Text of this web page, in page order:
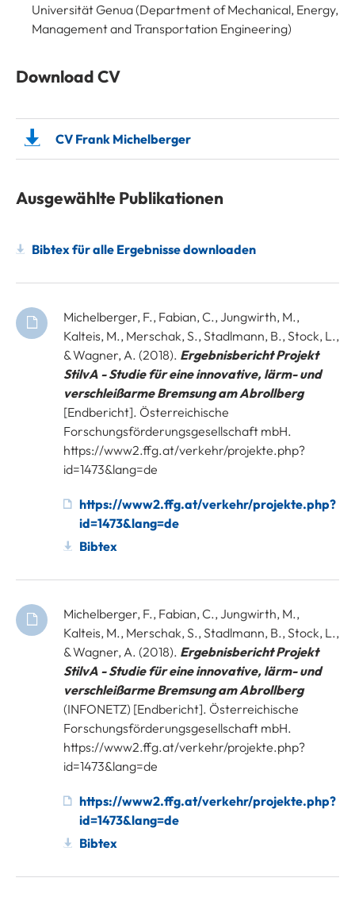
Universität Genua (Department of Mechanical, Energy,
Management and Transportation Engineering)
Download CV
CV Frank Michelberger
Ausgewählte Publikationen
Bibtex für alle Ergebnisse downloaden
Michelberger, F., Fabian, C., Jungwirth, M.,
Kalteis, M., Merschak, S., Stadlmann, B., Stock, L.,
& Wagner, A. (2018). Ergebnisbericht Projekt
StilvA - Studie für eine innovative, lärm- und
verschleißarme Bremsung am Abrollberg
[Endbericht]. Österreichische
Forschungsförderungsgesellschaft mbH.
https://www2.ffg.at/verkehr/projekte.php?
id=1473&lang=de
https://www2.ffg.at/verkehr/projekte.php?
id=1473&lang=de
Bibtex
Michelberger, F., Fabian, C., Jungwirth, M.,
Kalteis, M., Merschak, S., Stadlmann, B., Stock, L.,
& Wagner, A. (2018). Ergebnisbericht Projekt
StilvA - Studie für eine innovative, lärm- und
verschleißarme Bremsung am Abrollberg
(INFONETZ) [Endbericht]. Österreichische
Forschungsförderungsgesellschaft mbH.
https://www2.ffg.at/verkehr/projekte.php?
id=1473&lang=de
https://www2.ffg.at/verkehr/projekte.php?
id=1473&lang=de
Bibtex